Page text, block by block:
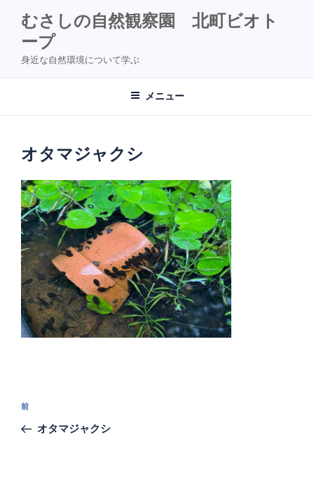
むさしの自然観察園 北町ビオト
ープ
身近な自然環境について学ぶ
メニュー
オタマジャクシ
投
ナ
過
去
前
オタマジャクシ